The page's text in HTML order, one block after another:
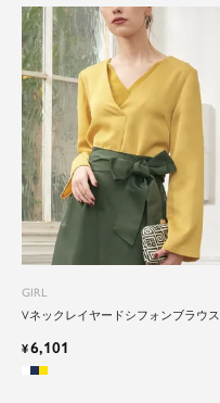
GIRL
Vネックレイヤードシフォンブラウス
¥6,101